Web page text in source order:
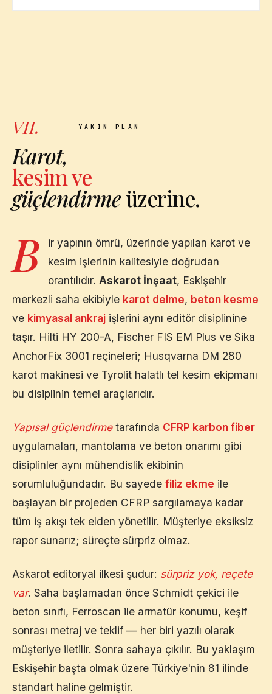
VII. YAKIN PLAN
Karot,
kesim ve
güçlendirmeüzerine.
B
ir yapının ömrü, üzerinde yapılan karot ve
kesim işlerinin kalitesiyle doğrudan
orantılıdır. Askarot İnşaat, Eskişehir
merkezli saha ekibiyle karot delme, beton kesme
ve kimyasal ankraj işlerini aynı editör disiplinine
taşır. Hilti HY 200-A, Fischer FIS EM Plus ve Sika
AnchorFix 3001 reçineleri; Husqvarna DM 280
karot makinesi ve Tyrolit halatlı tel kesim ekipmanı
bu disiplinin temel araçlarıdır.
Yapısal güçlendirmetarafında CFRP karbon fiber
uygulamaları, mantolama ve beton onarımı gibi
disiplinler aynı mühendislik ekibinin
sorumluluğundadır. Bu sayede filiz ekme ile
başlayan bir projeden CFRP sargılamaya kadar
tüm iş akışı tek elden yönetilir. Müşteriye eksiksiz
rapor sunarız; süreçte sürpriz olmaz.
Askarot editoryal ilkesi şudur: sürpriz yok, reçete
var. Saha başlamadan önce Schmidt çekici ile
beton sınıfı, Ferroscan ile armatür konumu, keşif
sonrası metraj ve teklif — her biri yazılı olarak
müşteriye iletilir. Sonra sahaya çıkılır. Bu yaklaşım
Eskişehir başta olmak üzere Türkiye'nin 81 ilinde
standart haline gelmiştir.